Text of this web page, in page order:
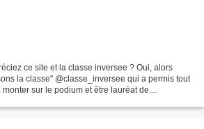
ce site et la classe inversee ? Oui, alors
la classe" @classe_inversee qui a permis tout
sur le podium et être lauréat de